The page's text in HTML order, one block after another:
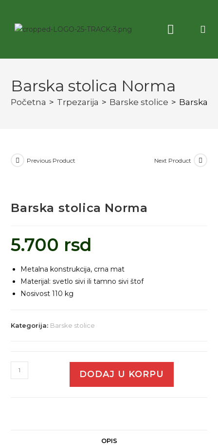
Barska stolica Norma
Početna > Trpezarija > Barske stolice > Barska
Previous Product Next Product
Barska stolica Norma
5.700 rsd
Metalna konstrukcija, crna mat
Materijal: svetlo sivi ili tamno sivi štof
Nosivost 110 kg
Kategorija: Barske stolice
DODAJ U KORPU
OPIS